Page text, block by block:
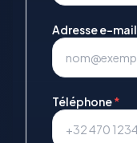
Adresse e-mail
Téléphone*